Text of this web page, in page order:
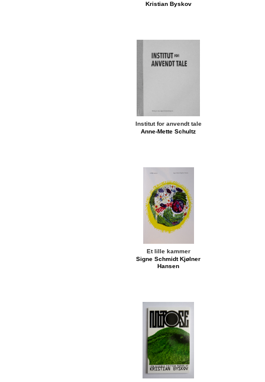
Kristian Byskov
Institut for anvendt tale
Anne-Mette Schultz
Et lille kammer
Signe Schmidt Kjølner
Hansen